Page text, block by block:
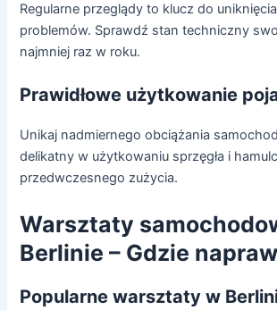
Regularne przeglądy to klucz do
problemów. Sprawdź stan techniczny
najmniej raz w roku.
Prawidłowe użytkowanie
Unikaj nadmiernego obciążania
delikatny w użytkowaniu sprzęgła i
przedwczesnego zużycia.
Warsztaty
Berlinie – Gdzie
Popularne warsztaty w